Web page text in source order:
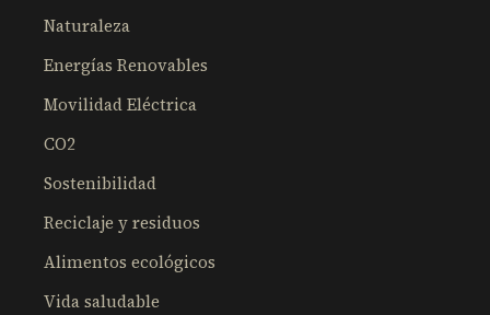
Naturaleza
Energías Renovables
Movilidad Eléctrica
CO2
Sostenibilidad
Reciclaje y residuos
Alimentos ecológicos
Vida saludable